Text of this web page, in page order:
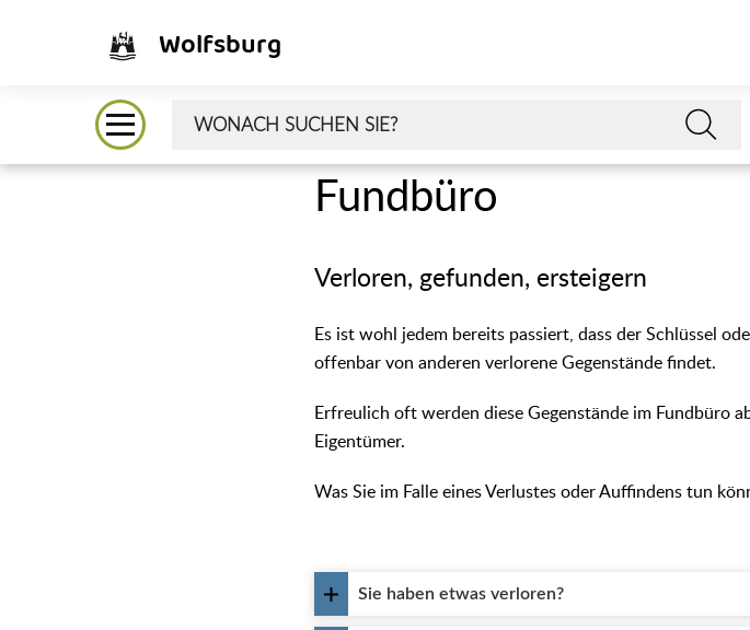
Wolfsburg
Fundbüro
Verloren, gefunden, ersteigern
Es ist wohl jedem bereits passiert, dass der Schlüssel
offenbar von anderen verlorene Gegenstände findet.
Erfreulich oft werden diese Gegenstände im Fundbüro
Eigentümer.
Was Sie im Falle eines Verlustes oder Auffindens tun
Sie haben etwas verloren?